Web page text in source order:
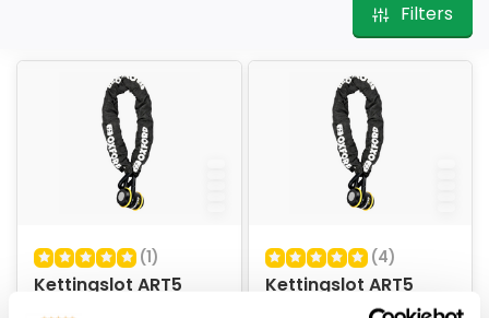
Filters
(1)
Kettingslot ART5
(4)
Kettingslot ART5
200cm Beast